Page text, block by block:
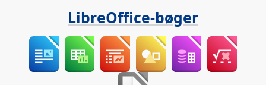
LibreOffice-bøger